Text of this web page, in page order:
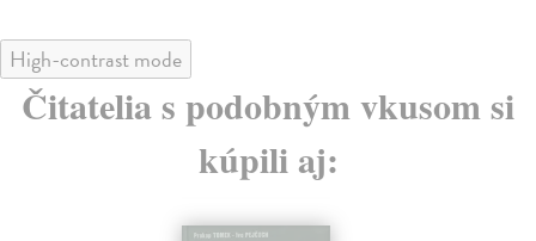
High-contrast mode
Čitatelia s podobným vkusom si
kúpili aj: